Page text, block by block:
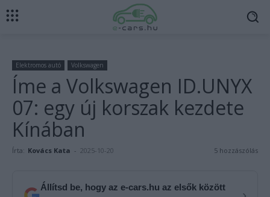
Elektromos autó Volkswagen
Íme a Volkswagen ID.UNYX
07: egy új korszak kezdete
Kínában
Írta: Kovács Kata - 2025-10-20 5 hozzászólás
Állítsd be, hogy az e-cars.hu az elsők között